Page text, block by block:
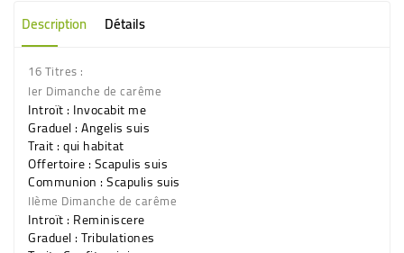
Description Détails
16 Titres :
Ier Dimanche de carême
Introït : Invocabit me
Graduel : Angelis suis
Trait : qui habitat
Offertoire : Scapulis suis
Communion : Scapulis suis
IIème Dimanche de carême
Introït : Reminiscere
Graduel : Tribulationes